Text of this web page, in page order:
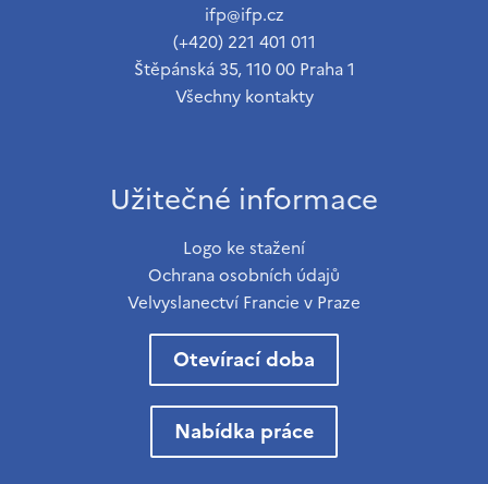
ifp@ifp.cz
(+420) 221 401 011
Štěpánská 35, 110 00 Praha 1
Všechny kontakty
Užitečné informace
Logo ke stažení
Ochrana osobních údajů
Velvyslanectví Francie v Praze
Otevírací doba
Nabídka práce